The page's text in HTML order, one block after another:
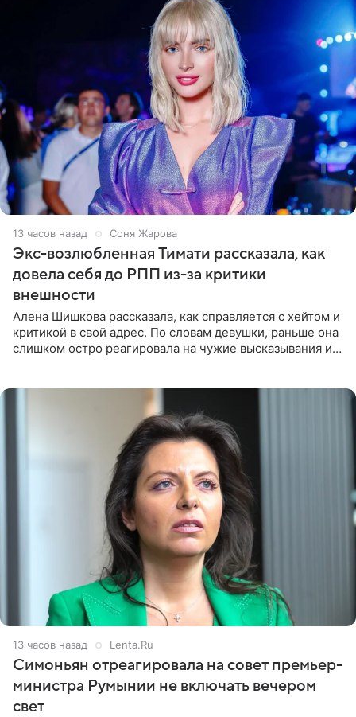
13 часов назад Соня Жарова
Экс-возлюбленная Тимати рассказала, как
довела себя до РПП из-за критики
внешности
Алена Шишкова рассказала, как справляется с хейтом и
критикой в свой адрес. По словам девушки, раньше она
слишком остро реагировала на чужие высказывания и
13 часов назад Lenta.Ru
Симоньян отреагировала на совет премьер-
министра Румынии не включать вечером
свет